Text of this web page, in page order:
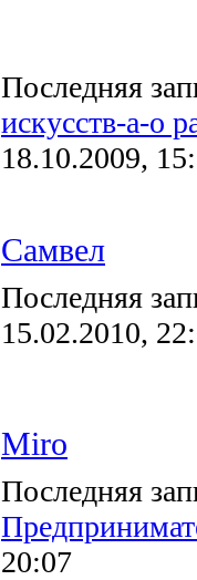
Последняя
искусств-а-о
18.10.2009,
Самвел
Последняя
15.02.2010,
Miro
Последняя
20:07